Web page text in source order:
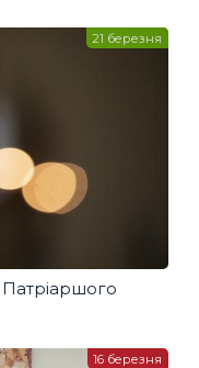
Патріаршого
21 березня
16 березня